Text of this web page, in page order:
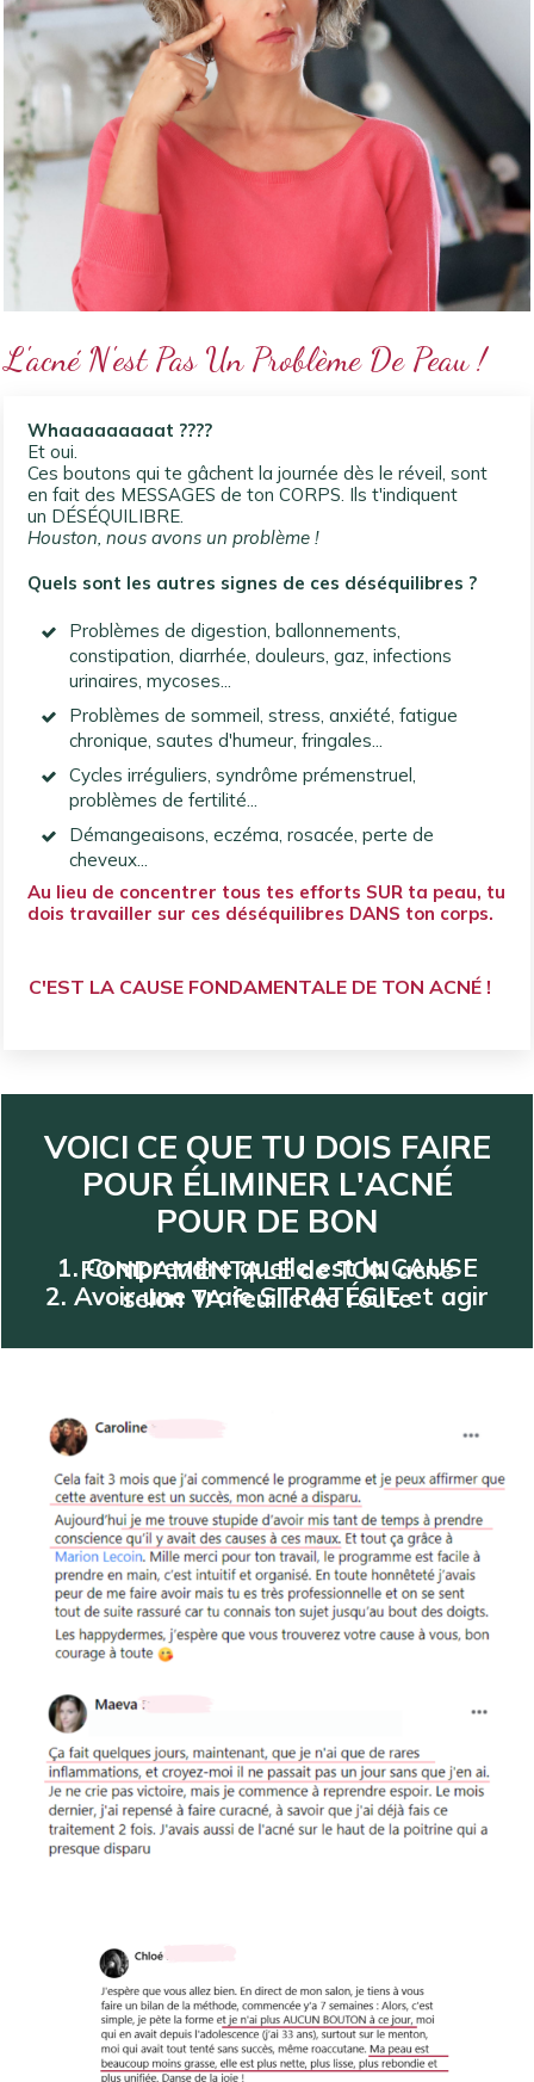
L'acné N'est Pas Un Problème De Peau !
Whaaaaaaaaat ????
Et oui.
Ces boutons qui te gâchent la journée dès le réveil, sont
en fait des MESSAGES de ton CORPS. Ils t'indiquent
un DÉSÉQUILIBRE.
Houston, nous avons un problème !
Quels sont les autres signes de ces déséquilibres ?
Problèmes de digestion, ballonnements,
constipation, diarrhée, douleurs, gaz, infections
urinaires, mycoses...
Problèmes de sommeil, stress, anxiété, fatigue
chronique, sautes d'humeur, fringales...
Cycles irréguliers, syndrôme prémenstruel,
problèmes de fertilité...
Démangeaisons, eczéma, rosacée, perte de
cheveux...
Au lieu de concentrer tous tes efforts SUR ta peau, tu
dois travailler sur ces déséquilibres DANS ton corps.
C'EST LA CAUSE FONDAMENTALE DE TON ACNÉ !
VOICI CE QUE TU DOIS FAIRE
POUR ÉLIMINER L'ACNÉ
POUR DE BON
1. Comprendre quelle est la CAUSE FONDAMENTALE de TON acné
2. Avoir une vraie STRATÉGIE et agir selon TA feuille de route